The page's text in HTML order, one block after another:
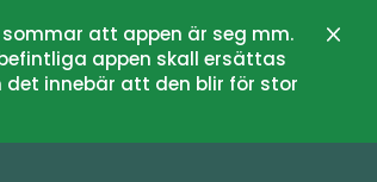
att appen är seg mm.
appen skall ersättas
innebär att den blir för stor